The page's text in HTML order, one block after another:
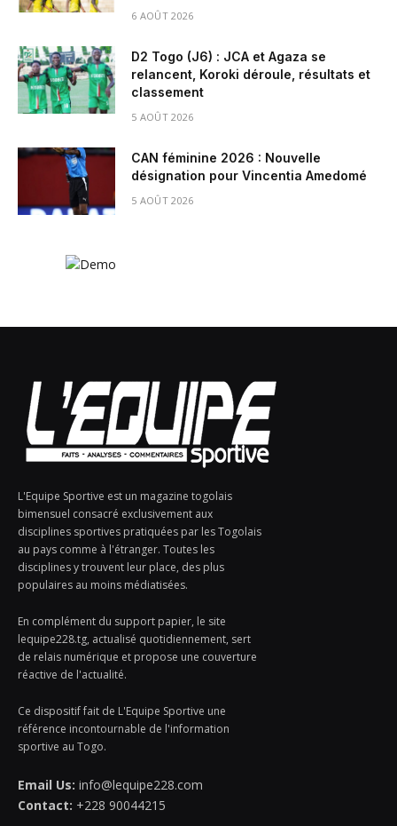
6 AOÛT 2026
D2 Togo (J6) : JCA et Agaza se
relancent, Koroki déroule, résultats et
classement
5 AOÛT 2026
CAN féminine 2026 : Nouvelle
désignation pour Vincentia Amedomé
5 AOÛT 2026
L'Equipe Sportive est un magazine togolais
bimensuel consacré exclusivement aux
disciplines sportives pratiquées par les Togolais
au pays comme à l'étranger. Toutes les
disciplines y trouvent leur place, des plus
populaires au moins médiatisées.
En complément du support papier, le site
lequipe228.tg, actualisé quotidiennement, sert
de relais numérique et propose une couverture
réactive de l'actualité.
Ce dispositif fait de L'Equipe Sportive une
référence incontournable de l'information
sportive au Togo.
Email Us: info@lequipe228.com
Contact: +228 90044215